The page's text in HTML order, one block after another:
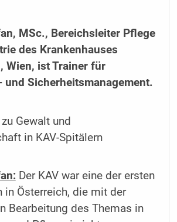
MSc., Bereichsleiter Pflege
des Krankenhauses
Wien, ist Trainer für
und Sicherheitsmanagement.
Gewalt und
in KAV-Spitälern
Der KAV war eine der ersten
in Österreich, die mit der
Bearbeitung des Themas in